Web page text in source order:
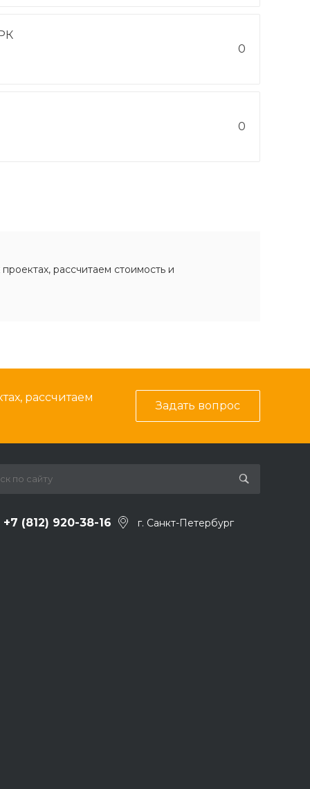
0
0
рассчитаем стоимость и
рассчитаем
Задать вопрос
+7 (812) 920-38-16 г. Санкт-Петербург